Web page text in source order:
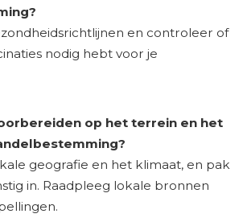
en controleer of
nodig hebt voor je
op het terrein en het
geografie en het klimaat, en pak
in. Raadpleeg lokale bronnen